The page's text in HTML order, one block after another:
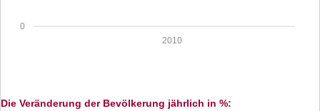
0
2010
Die Veränderung der Bevölkerung jährlich in %: